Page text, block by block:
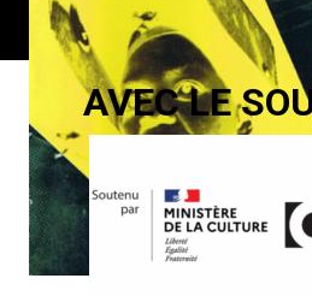
AVEC LE